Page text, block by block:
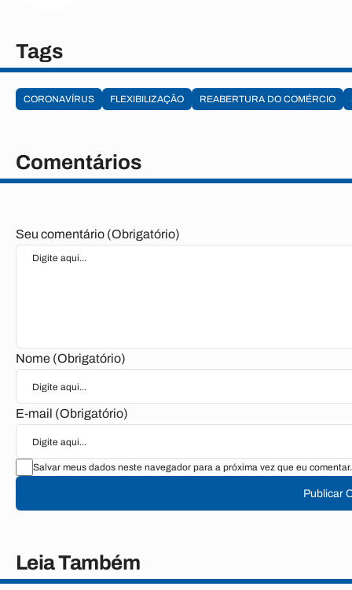
Tags
CORONAVÍRUS FLEXIBILIZAÇÃO REABERTURA DO COMÉRCIO
Comentários
Seu comentário (Obrigatório)
Nome (Obrigatório)
E-mail (Obrigatório)
Salvar meus dados neste navegador para a próxima vez que eu comentar.
Publicar
Leia Também